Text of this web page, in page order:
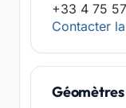
+33 4 75
Contacter